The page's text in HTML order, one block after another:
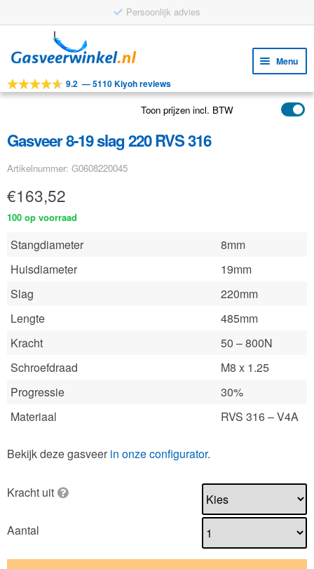
Persoonlijk advies
door
navigatie
naar
inhoud
Menu
Tools
Toepassingen
Klantenservice
FAQ
9.2 —5110 Kiyoh reviews
Toon prijzen incl. BTW
Gasveer 8-19 slag 220 RVS 316
Artikelnummer: G0608220045
€163,52
100 op voorraad
Stangdiameter
8mm
Huisdiameter
19mm
Slag
220mm
Lengte
485mm
Kracht
50 – 800N
Schroefdraad
M8 x 1.25
Progressie
30%
Materiaal
RVS 316 – V4A
Bekijk deze gasveer in onze configurator.
Kracht uit
Aantal